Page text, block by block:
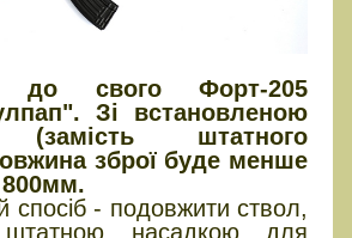
до свого Форт-205
Зі встановленою
(замість штатного
зброї буде менше
спосіб - подовжити ствол,
штатною насадкою для